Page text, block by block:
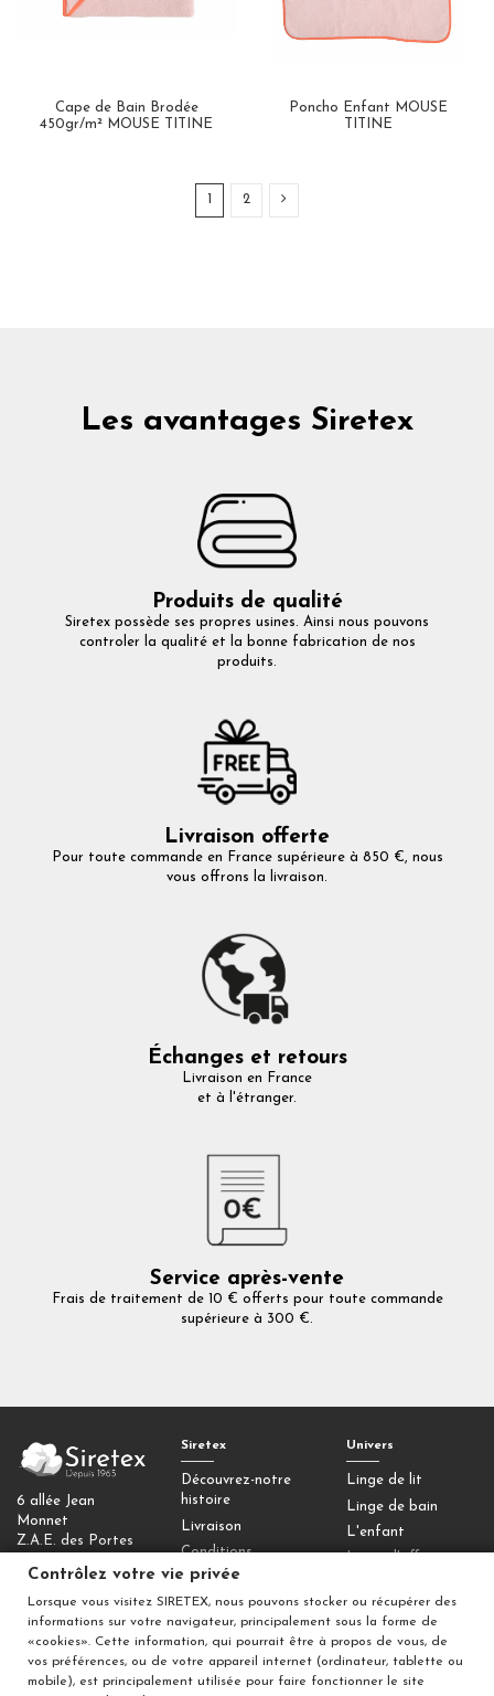
Cape de Bain Brodée
450gr/m² MOUSE TITINE
Poncho Enfant MOUSE
TITINE
2
Les avantages Siretex
Produits de qualité
Siretex possède ses propres usines. Ainsi nous pouvons
controler la qualité et la bonne fabrication de nos
produits.
Livraison offerte
Pour toute commande en France supérieure à 850 €, nous
vous offrons la livraison.
Échanges et retours
Livraison en France
et à l'étranger.
Service après-vente
Frais de traitement de 10 € offerts pour toute commande
supérieure à 300 €.
6 allée Jean
Monnet
Z.A.E. des Portes
77090 Collégien
Contactez-nous
Contrôlez votre
vie privée
Siretex
Découvrez-notre
histoire
Livraison
Conditions
générales de vente
Mentions légales
Univers
Linge de lit
Linge de bain
L'enfant
Linge d'office
Déco
Contrôlez votre vie privée
Lorsque vous visitez SIRETEX, nous pouvons stocker ou récupérer des
informations sur votre navigateur, principalement sous la forme de
«cookies». Cette information, qui pourrait être à propos de vous, de
vos préférences, ou de votre appareil internet (ordinateur, tablette ou
mobile), est principalement utilisée pour faire fonctionner le site